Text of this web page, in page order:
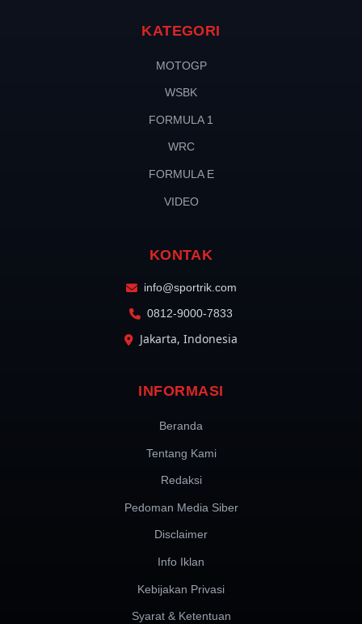
KATEGORI
MOTOGP
WSBK
FORMULA 1
WRC
FORMULA E
VIDEO
KONTAK
info@sportrik.com
0812-9000-7833
Jakarta, Indonesia
INFORMASI
Beranda
Tentang Kami
Redaksi
Pedoman Media Siber
Disclaimer
Info Iklan
Kebijakan Privasi
Syarat & Ketentuan